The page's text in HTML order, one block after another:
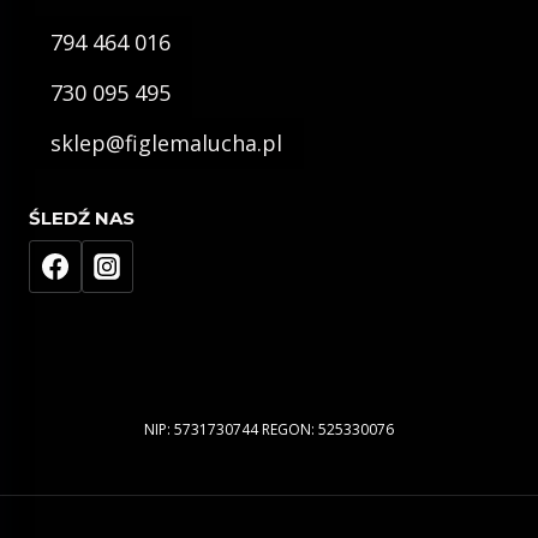
794 464 016
730 095 495
sklep@figlemalucha.pl
ŚLEDŹ NAS
NIP: 5731730744 REGON: 525330076